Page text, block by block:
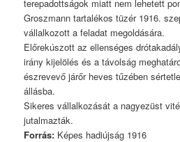
terepadottságok miatt nem lehetett
Groszmann tartalékos tüzér 1916.
vállalkozott a feladat megoldására.
Előrekúszott az ellenséges
irány kijelölés és a távolság
észrevevő járőr heves tűzében
állásba.
Sikeres vállalkozását a nagyezüst
jutalmazták.
Forrás: Képes hadiújság 1916